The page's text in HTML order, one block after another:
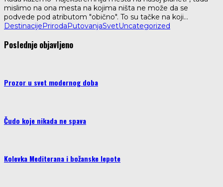
mislimo na ona mesta na kojima ništa ne može da se
podvede pod atributom "obično". To su tačke na koji...
DestinacijePrirodaPutovanjaSvetUncategorized
Poslednje objavljeno
Prozor u svet modernog doba
Čudo koje nikada ne spava
Kolevka Mediterana i božanske lepote